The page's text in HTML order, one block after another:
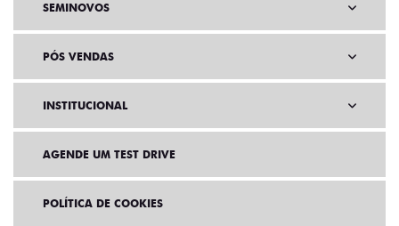
SEMINOVOS
PÓS VENDAS
INSTITUCIONAL
AGENDE UM TEST DRIVE
POLÍTICA DE COOKIES